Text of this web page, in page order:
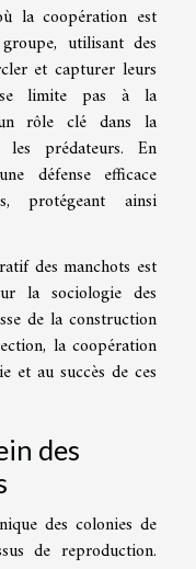
la coopération est
utilisant des
et capturer leurs
limite pas à la
rôle clé dans la
prédateurs. En
défense efficace
protégeant ainsi
des manchots est
la sociologie des
de la construction
la coopération
et au succès de ces
des
des colonies de
de reproduction.